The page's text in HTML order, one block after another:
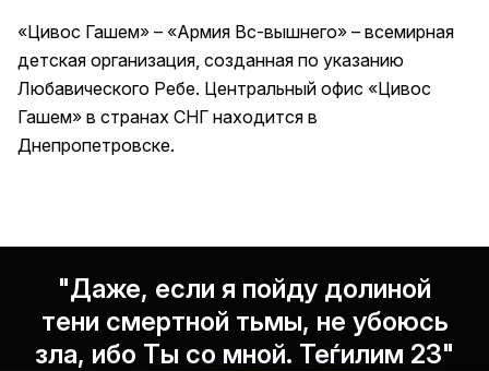
«Цивос Гашем» – «Армия Вс-вышнего» – всемирная
детская организация, созданная по указанию
Любавического Ребе. Центральный офис «Цивос
Гашем» в странах СНГ находится в
Днепропетровске.
"Даже, если я пойду долиной
тени смертной тьмы, не убоюсь
зла, ибо Ты со мной. Теѓилим 23"